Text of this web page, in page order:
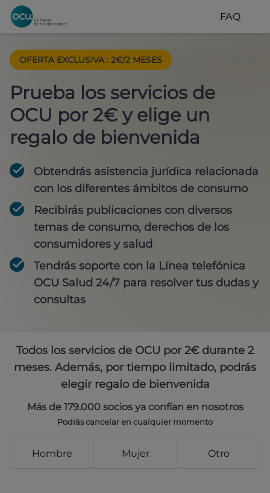
FAQ
OFERTA EXCLUSIVA : 2€/2 MESES
Prueba los servicios de
OCU por 2€ y elige un
regalo de bienvenida
Obtendrás asistencia jurídica relacionada
con los diferentes ámbitos de consumo
Recibirás publicaciones con diversos
temas de consumo, derechos de los
consumidores y salud
Tendrás soporte con la Línea telefónica
OCU Salud 24/7 para resolver tus dudas y
consultas
Todos los servicios de OCU por 2€ durante 2
meses. Además, por tiempo limitado, podrás
elegir regalo de bienvenida
Más de 179.000 socios ya confían en nosotros
Podrás cancelar en cualquier momento
Hombre Mujer Otro